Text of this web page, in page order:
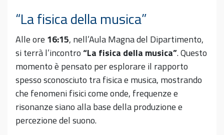
“La fisica della musica”
Alle ore 16:15, nell’Aula Magna del Dipartimento,
si terrà l’incontro“La fisica della musica”. Questo
momento è pensato per esplorare il rapporto
spesso sconosciuto tra fisica e musica, mostrando
che fenomeni fisici come onde, frequenze e
risonanze siano alla base della produzione e
percezione del suono.